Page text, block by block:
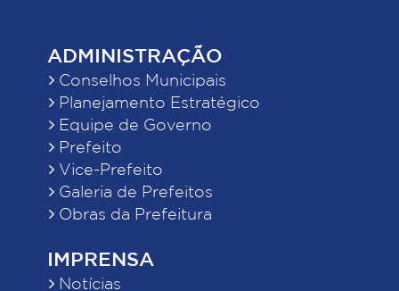
ADMINISTRAÇÃO
Conselhos Municipais
Planejamento Estratégico
Equipe de Governo
Prefeito
Vice-Prefeito
Galeria de Prefeitos
Obras da Prefeitura
IMPRENSA
Notícias